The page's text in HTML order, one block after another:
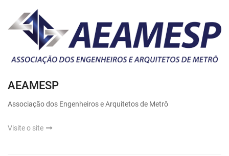
AEAMESP
Associação dos Engenheiros e Arquitetos de Metrô
Visite o site